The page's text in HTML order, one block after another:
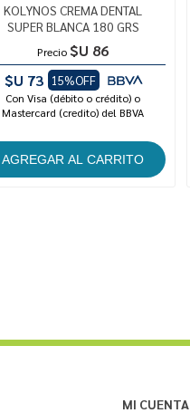
KOLYNOS CREMA DENTAL
SUPER BLANCA 180 GRS
Precio $U 86
$U 73 15%OFF
Con Visa (débito o crédito) o
Mastercard (credito) del BBVA
MI CUENTA